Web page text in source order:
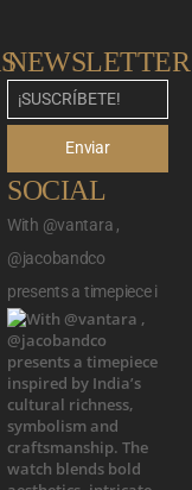
NEWSLETTER
Enviar
SOCIAL
With @vantara ,
@jacobandco
presents a timepiece i